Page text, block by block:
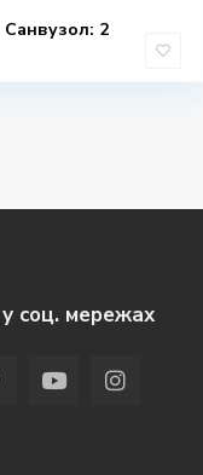
Санвузол: 2
соц. мережах